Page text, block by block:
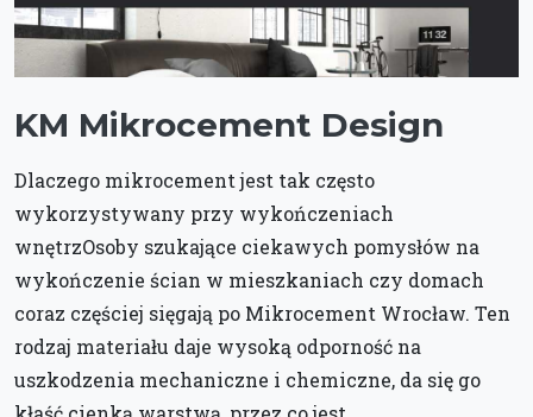
KM Mikrocement Design
Dlaczego mikrocement jest tak często
wykorzystywany przy wykończeniach
wnętrzOsoby szukające ciekawych pomysłów na
wykończenie ścian w mieszkaniach czy domach
coraz częściej sięgają po Mikrocement Wrocław. Ten
rodzaj materiału daje wysoką odporność na
uszkodzenia mechaniczne i chemiczne, da się go